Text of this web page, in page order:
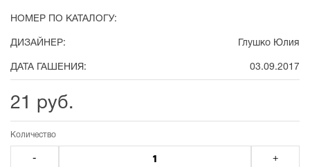
НОМЕР ПО КАТАЛОГУ:
ДИЗАЙНЕР: Глушко Юлия
ДАТА ГАШЕНИЯ: 03.09.2017
21 руб.
Количество
- +